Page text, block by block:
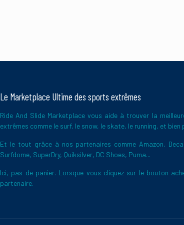
Le Marketplace Ultime des sports extrêmes
Ride And Slide Marketplace vous aide à trouver la
extrêmes comme le surf, le snow, le skate, le running, et bien
Et le tout grâce à nos partenaires comme Amazon,
Surfdome, SuperDry, Quiksilver, DC Shoes, Puma...
Ici, pas de panier. Lorsque vous cliquez sur le bouton
partenaire.